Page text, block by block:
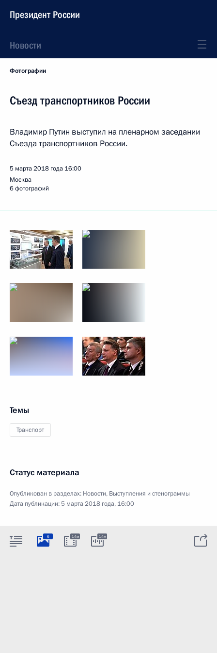
Президент России
Новости
Фотографии
Съезд транспортников России
Владимир Путин выступил на пленарном заседании
Съезда транспортников России.
5 марта 2018 года 16:00
Москва
6 фотографий
Темы
Транспорт
Статус материала
Опубликован в разделах: Новости, Выступления и стенограммы
Дата публикации:5 марта 2018 года, 16:00
6 14м 14м